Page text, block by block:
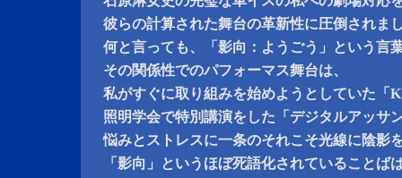
彼らの計算された舞台の革新性に圧倒されま
何と言っても、「影向：ようごう」という言
その関係性でのパフォーマス舞台は、
私がすぐに取り組みを始めようとしていた「
照明学会で特別講演をした「デジタルアッサ
悩みとストレスに一条のそれこそ光線に陰影
「影向」というほぼ死語化されていることば